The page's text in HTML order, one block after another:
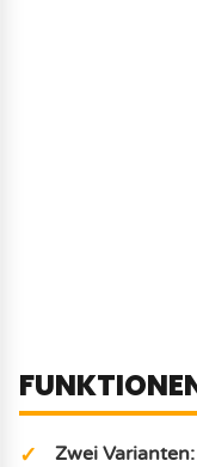
Zwei Varianten: